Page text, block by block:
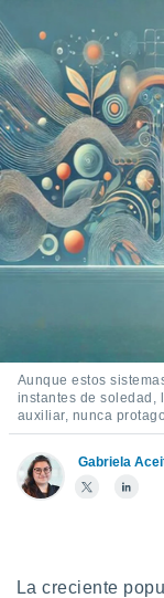
digital
basada
permite
seguir
contenido
coste.
botón
todas
ya sean
nuestros
nos
análisis
en
ACEPTAR
CONTINUAR
Aunque estos
instantes de soledad,
auxiliar, nunca
Gabriela
La creciente